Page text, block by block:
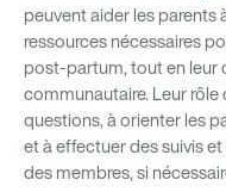
peuvent aider les parents
ressources nécessaires
post-partum, tout en leur
communautaire. Leur
questions, à orienter les
et à effectuer des suivis
des membres, si